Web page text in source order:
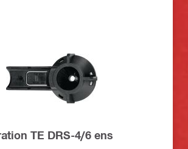
TE DRS-4/6 ens